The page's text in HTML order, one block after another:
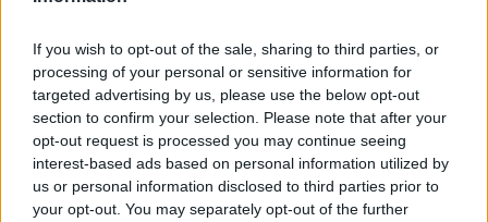
If you wish to opt-out of the sale, sharing to third parties, or
processing of your personal or sensitive information for
targeted advertising by us, please use the below opt-out
section to confirm your selection. Please note that after your
opt-out request is processed you may continue seeing
interest-based ads based on personal information utilized by
us or personal information disclosed to third parties prior to
your opt-out. You may separately opt-out of the further
è il London Evening Standard.
REDAZIONE
Twitter: @Calciopremier